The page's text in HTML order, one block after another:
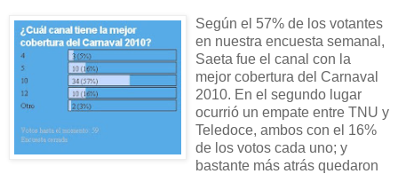
Según el 57% de los votantes
en nuestra encuesta semanal,
Saeta fue el canal con la
mejor cobertura del Carnaval
2010. En el segundo lugar
ocurrió un empate entre TNU y
Teledoce, ambos con el 16%
de los votos cada uno; y
bastante más atrás quedaron